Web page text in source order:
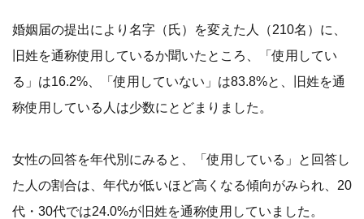
婚姻届の提出により名字（氏）を変えた人（210名）に、
旧姓を通称使用しているか聞いたところ、「使用してい
る」は16.2%、「使用していない」は83.8%と、旧姓を通
称使用している人は少数にとどまりました。
女性の回答を年代別にみると、「使用している」と回答し
た人の割合は、年代が低いほど高くなる傾向がみられ、20
代・30代では24.0%が旧姓を通称使用していました。